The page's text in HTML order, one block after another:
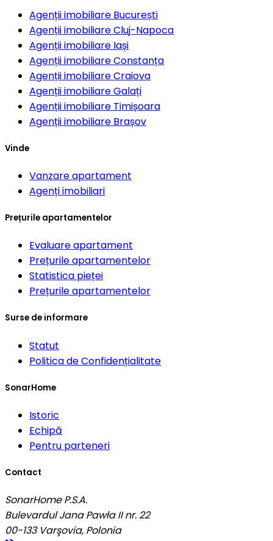
Agenții imobiliare București
Agenții imobiliareCluj-Napoca
Agenții imobiliare Iași
Agenții imobiliareConstanța
Agenții imobiliareCraiova
Agenții imobiliareGalați
Agenții imobiliare Timișoara
Agenții imobiliare Brașov
Vinde
Vanzare apartament
Agenți imobiliari
Prețurile apartamentelor
Evaluare apartament
Prețurile apartamentelor
Statistica pieței
Prețurile apartamentelor
Surse de informare
Statut
Politica de Confidențialitate
SonarHome
Istoric
Echipă
Pentru parteneri
Contact
SonarHome P.S.A.
Bulevardul Jana Pawła II nr. 22
00-133 Varşovia, Polonia